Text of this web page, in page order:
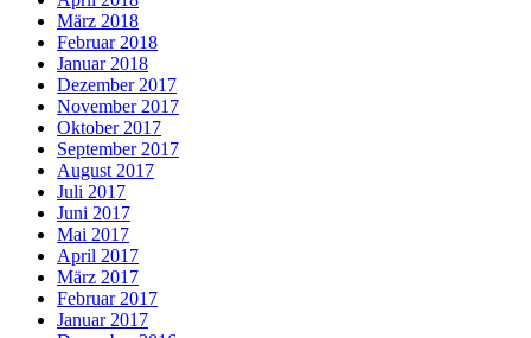
März 2018
Februar 2018
Januar 2018
Dezember 2017
November 2017
Oktober 2017
September 2017
August 2017
Juli 2017
Juni 2017
Mai 2017
April 2017
März 2017
Februar 2017
Januar 2017